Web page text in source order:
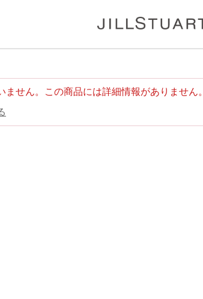
ません。この商品には詳細情報がありません。